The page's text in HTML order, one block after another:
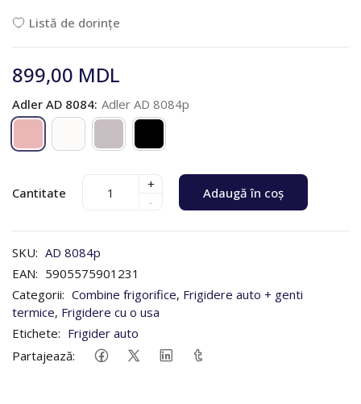
Listă de dorințe
899,00 MDL
Adler AD 8084: Adler AD 8084p
Cantitate
+
-
Adaugă în coș
SKU: AD 8084p
EAN: 5905575901231
Categorii: Combine frigorifice, Frigidere auto + genti
termice, Frigidere cu o usa
Etichete: Frigider auto
Partajează: